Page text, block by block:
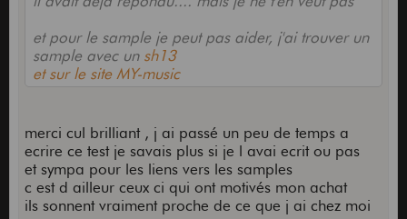
et pour le sample je peut pas aider, j'ai trouver un
sample avec un sh13
et sur le site MY-music
merci cul brilliant , j ai passé un peu de temps a
ecrire ce test je savais plus si je l avai ecrit ou pas
et sympa pour les liens vers les samples
c est d ailleur ceux ci qui ont motivés mon achat
ils sonnent vraiment proche de ce que j ai chez moi